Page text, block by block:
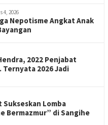
4, 2026
Nepotisme Angkat Anak
2022 Penjabat
2026 Jadi
Sukseskan Lomba
Bermazmur” di Sangihe